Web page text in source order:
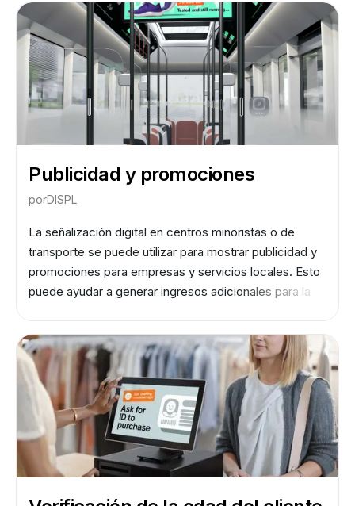
Publicidad y promociones
porDISPL
La señalización digital en centros minoristas o de
transporte se puede utilizar para mostrar publicidad y
promociones para empresas y servicios locales. Esto
puede ayudar a generar ingresos adicionales para la
pasajeros. El análisis de audiencia se puede utilizar
para comprender qué tipos de publicidad y
promociones son más eficaces para atraer a los
pasajeros y optimizar el contenido que se muestra en
consecuencia.